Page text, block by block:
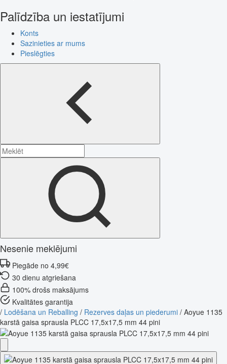
Palīdzība un iestatījumi
Konts
Sazinieties ar mums
Pieslēgties
Nesenie meklējumi
Piegāde no 4,99€
30 dienu atgriešana
100% drošs maksājums
Kvalitātes garantija
/ Lodēšana un Reballing / Rezerves daļas un piederumi / Aoyue 1135
karstā gaisa sprausla PLCC 17,5x17,5 mm 44 pini